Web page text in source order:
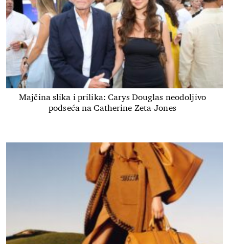
Majčina slika i prilika: Carys Douglas neodoljivo
podseća na Catherine Zeta-Jones